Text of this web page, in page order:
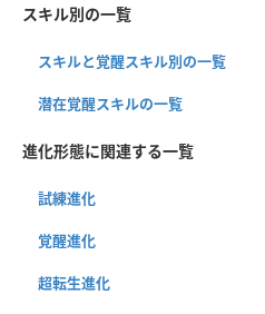
スキル別の一覧
スキルと覚醒スキル別の一覧
潜在覚醒スキルの一覧
進化形態に関連する一覧
試練進化
覚醒進化
超転生進化